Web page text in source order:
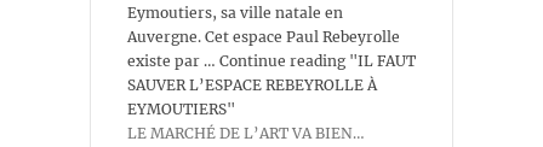
Eymoutiers, sa ville natale en
Auvergne. Cet espace Paul Rebeyrolle
existe par … Continue reading "IL FAUT
SAUVER L’ESPACE REBEYROLLE À
EYMOUTIERS"
LE MARCHÉ DE L’ART VA BIEN…